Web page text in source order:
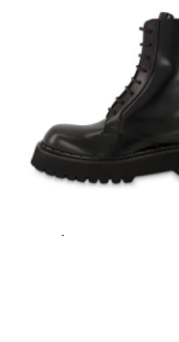
Gucci | Damen Stiefelette aus